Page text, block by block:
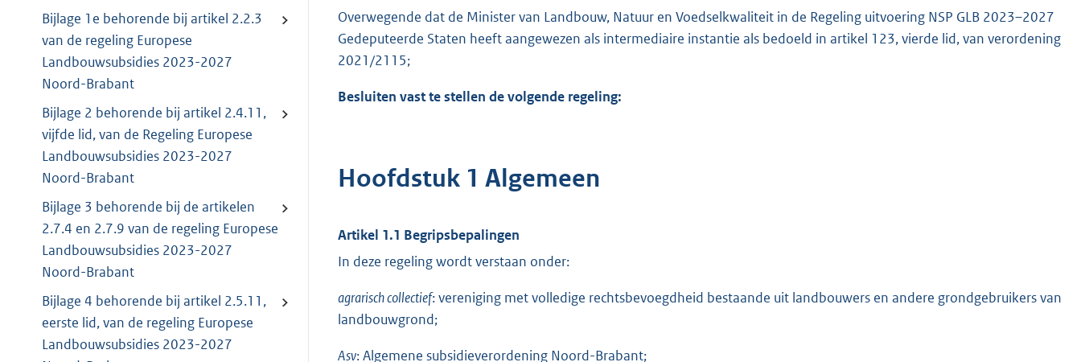
Bijlage 1e behorende bij artikel 2.2.3
van de regeling Europese
Landbouwsubsidies 2023-2027
Noord-Brabant
Bijlage 2 behorende bij artikel 2.4.11,
vijfde lid, van de Regeling Europese
Landbouwsubsidies 2023-2027
Noord-Brabant
Bijlage 3 behorende bij de artikelen
2.7.4 en 2.7.9 van de regeling Europese
Landbouwsubsidies 2023-2027
Noord-Brabant
Bijlage 4 behorende bij artikel 2.5.11,
eerste lid, van de regeling Europese
Landbouwsubsidies 2023-2027
Overwegende dat de Minister van Landbouw, Natuur en Voedselkwaliteit in de Regeling uitvoering NSP GLB 2023–2027
Gedeputeerde Staten heeft aangewezen als intermediaire instantie als bedoeld in artikel 123, vierde lid, van verordening
2021/2115;
Besluiten vast te stellen de volgende regeling:
Hoofdstuk 1 Algemeen
Artikel 1.1 Begripsbepalingen
In deze regeling wordt verstaan onder:
agrarisch collectief: vereniging met volledige rechtsbevoegdheid bestaande uit landbouwers en andere grondgebruikers van
landbouwgrond;
Asv: Algemene subsidieverordening Noord-Brabant;